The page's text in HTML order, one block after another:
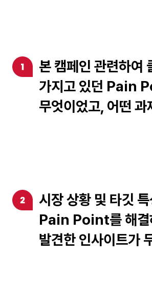
본 캠페인 관련하여
가지고 있던 Pain
무엇이었고, 어떤
시장 상황 및 타깃
Pain Point를 해결
발견한 인사이트가